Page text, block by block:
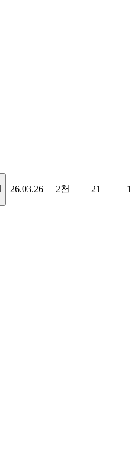
26.03.26 2천 21 1